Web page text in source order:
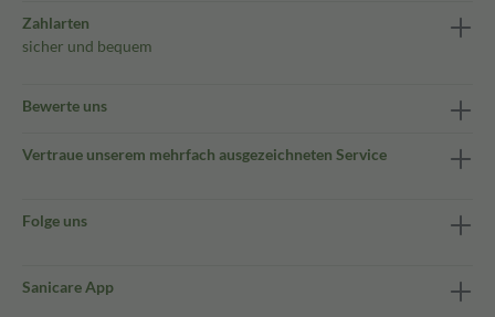
Zahlarten
sicher und bequem
Bewerte uns
Vertraue unserem mehrfach ausgezeichneten Service
Folge uns
Sanicare App